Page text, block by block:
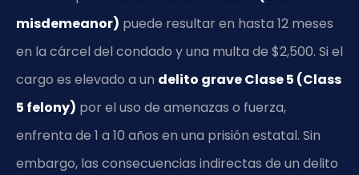
misdemeanor) puede resultar en hasta 12 meses
en la cárcel del condado y una multa de $2,500. Si el
cargo es elevado a un delito grave Clase 5 (Class
5 felony) por el uso de amenazas o fuerza,
enfrenta de 1 a 10 años en una prisión estatal. Sin
embargo, las consecuencias indirectas de un delito